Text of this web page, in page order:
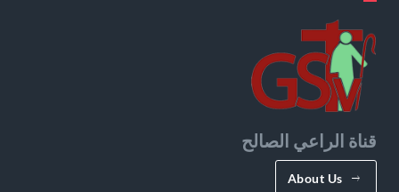
قناة الراعي الصالح
About Us